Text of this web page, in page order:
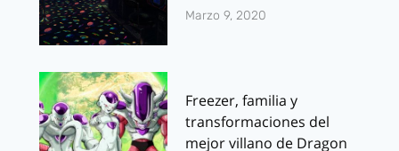
Marzo 9, 2020
Freezer, familia y
transformaciones del
mejor villano de Dragon